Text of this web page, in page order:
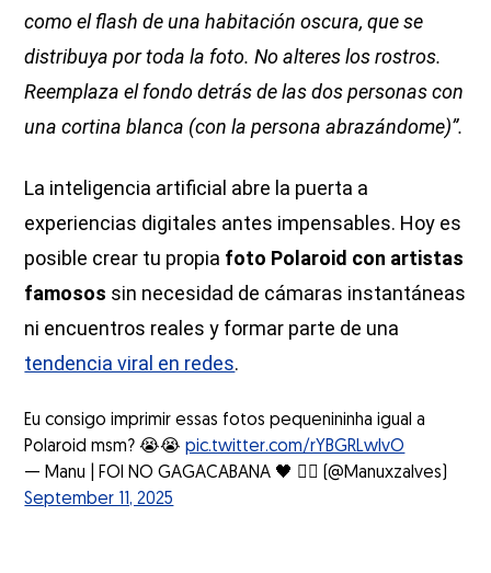
como el flash de una habitación oscura, que se
distribuya por toda la foto. No alteres los rostros.
Reemplaza el fondo detrás de las dos personas con
una cortina blanca (con la persona abrazándome)”.
La inteligencia artificial abre la puerta a
experiencias digitales antes impensables. Hoy es
posible crear tu propia foto Polaroid con artistas
famosos sin necesidad de cámaras instantáneas
ni encuentros reales y formar parte de una
tendencia viral en redes.
Eu consigo imprimir essas fotos pequenininha igual a
Polaroid msm? 😭😭pic.twitter.com/rYBGRLwlvO
— Manu | FOI NO GAGACABANA 🖤 ❤️‍🔥 (@Manuxzalves)
September 11, 2025